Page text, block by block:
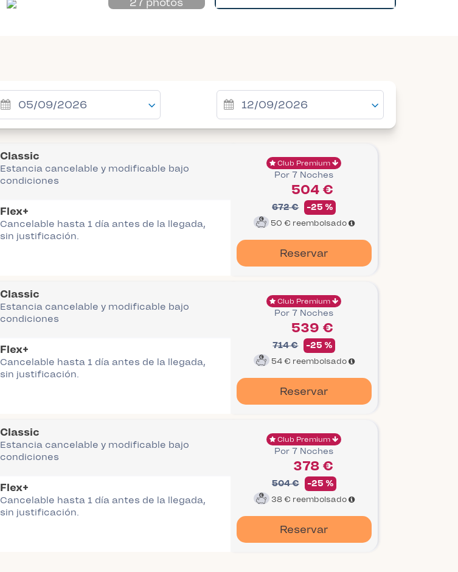
27 photos
Classic
Estancia cancelable y modificable bajo
condiciones
Flex+
Cancelable hasta 1 día antes de la llegada,
sin justificación.
Club Premium
Por 7 Noches
504 €
672 € -25 %
50 € reembolsado
Reservar
Classic
Estancia cancelable y modificable bajo
condiciones
Flex+
Cancelable hasta 1 día antes de la llegada,
sin justificación.
Club Premium
Por 7 Noches
539 €
714 € -25 %
54 € reembolsado
Reservar
Classic
Estancia cancelable y modificable bajo
condiciones
Flex+
Cancelable hasta 1 día antes de la llegada,
sin justificación.
Club Premium
Por 7 Noches
378 €
504 € -25 %
38 € reembolsado
Reservar